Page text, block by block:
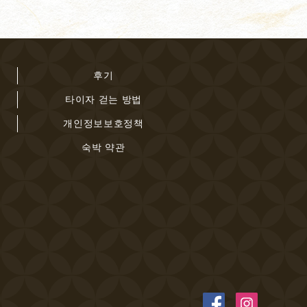
후기
타이자 걷는 방법
개인정보보호정책
숙박 약관